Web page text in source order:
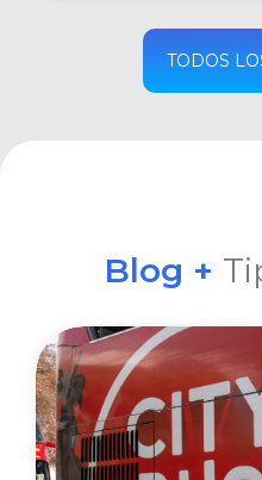
TODOS
Blog +